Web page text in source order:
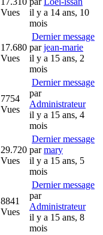
Vues
il y a 14 ans, 10
mois
17.680
Vues
Dernier message
parjean-marie
il y a 15 ans, 2
mois
7754
Vues
Dernier message
par
Administrateur
il y a 15 ans, 4
mois
29.720
Vues
Dernier message
parmary
il y a 15 ans, 5
mois
8841
Vues
Dernier message
par
Administrateur
il y a 15 ans, 8
mois